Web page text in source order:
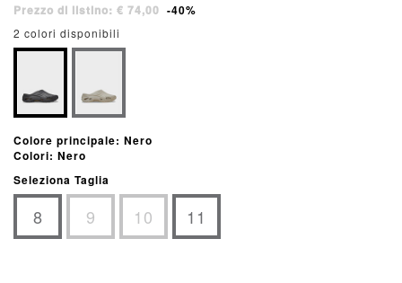
Prezzo di listino: € 74,00 -40%
2 colori disponibili
Colore principale: Nero
Colori: Nero
Seleziona Taglia
8 9 10 11